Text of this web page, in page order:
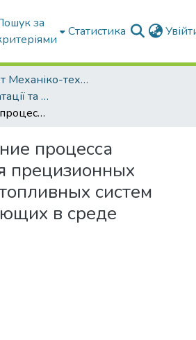
за
Статистика
Факультет Механіко-технологічний
Кафедра Експлуатації та технічного сервісу машин
Моделирование процесса изнашивания прецизионных соединений топливных систем ДВС, работающих в среде биотоплива
процесса
прецизионных
систем
в среде